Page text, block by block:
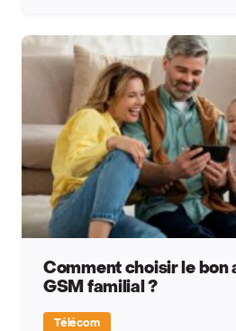
Comment choisir le bon
GSM familial ?
Télécom